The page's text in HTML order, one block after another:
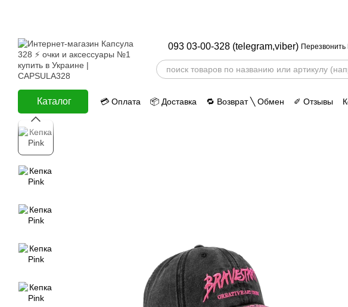
093 03-00-328 (telegram,viber)
Каталог 💳 Оплата 📦 Доставка 🔁 Возврат ╲ Обмен ✐ Отзывы